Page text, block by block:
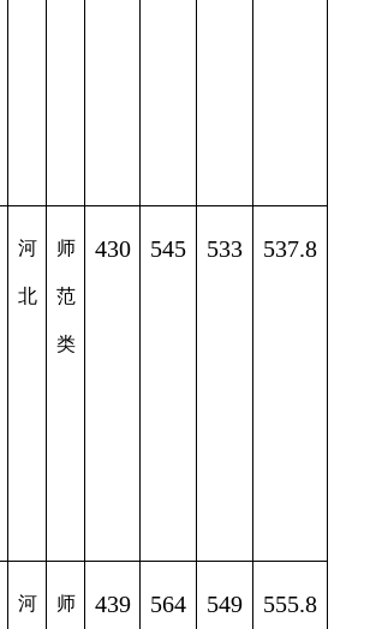
河
北
师
范
类
430 545 533 537.8
河 师 439 564 549 555.8